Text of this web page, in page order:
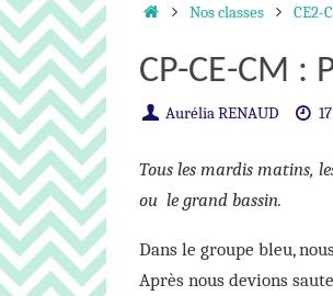
AccueilNos classes CE2-
CP-CE-CM :
Aurélia RENAUD
Tous les mardis matins,
ou le grand bassin.
Dans le groupe bleu,
Après nous devions